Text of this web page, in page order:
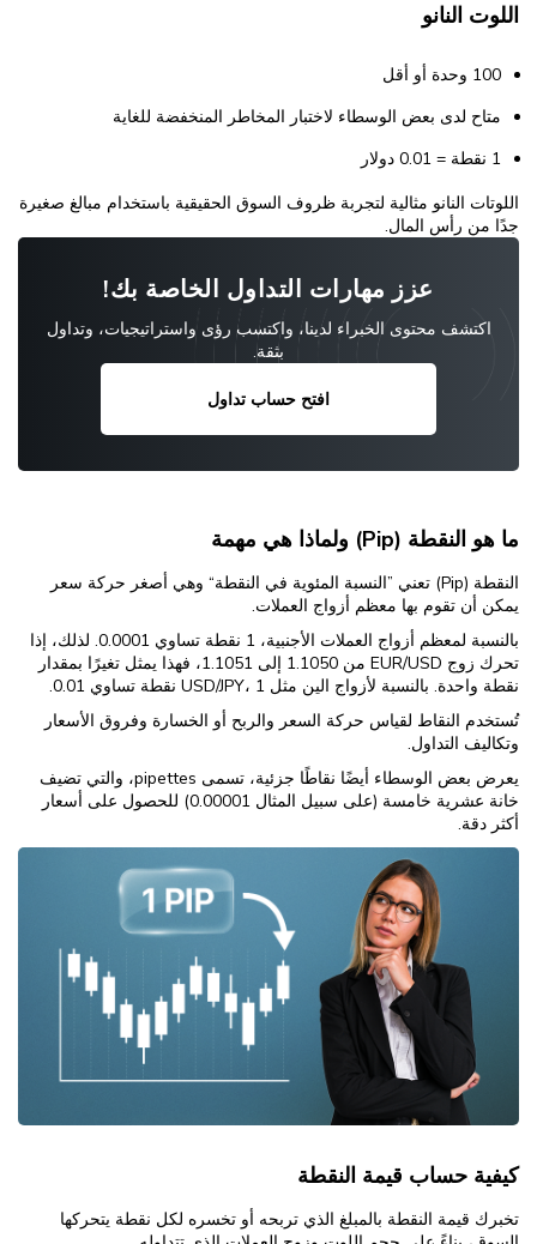
اللوت النانو
100 وحدة أو أقل
متاح لدى بعض الوسطاء لاختبار المخاطر المنخفضة للغاية
1 نقطة = 0.01 دولار
اللوتات النانو مثالية لتجربة ظروف السوق الحقيقية باستخدام مبالغ صغيرة
جدًا من رأس المال.
عزز مهارات التداول الخاصة بك!
اكتشف محتوى الخبراء لدينا، واكتسب رؤى واستراتيجيات، وتداول
بثقة.
افتح حساب تداول
ما هو النقطة (Pip) ولماذا هي مهمة
النقطة (Pip) تعني ”النسبة المئوية في النقطة“ وهي أصغر حركة سعر
يمكن أن تقوم بها معظم أزواج العملات.
بالنسبة لمعظم أزواج العملات الأجنبية، 1 نقطة تساوي 0.0001. لذلك، إذا
تحرك زوج EUR/USD من 1.1050 إلى 1.1051، فهذا يمثل تغيرًا بمقدار
نقطة واحدة. بالنسبة لأزواج الين مثل USD/JPY، 1 نقطة تساوي 0.01.
تُستخدم النقاط لقياس حركة السعر والربح أو الخسارة وفروق الأسعار
وتكاليف التداول.
يعرض بعض الوسطاء أيضًا نقاطًا جزئية، تسمى pipettes، والتي تضيف
خانة عشرية خامسة (على سبيل المثال 0.00001) للحصول على أسعار
أكثر دقة.
كيفية حساب قيمة النقطة
تخبرك قيمة النقطة بالمبلغ الذي تربحه أو تخسره لكل نقطة يتحركها